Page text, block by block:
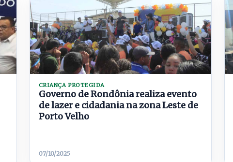
CRIANÇA PROTEGIDA
Governo de Rondônia realiza evento
de lazer e cidadania na zona Leste de
Porto Velho
07/10/2025